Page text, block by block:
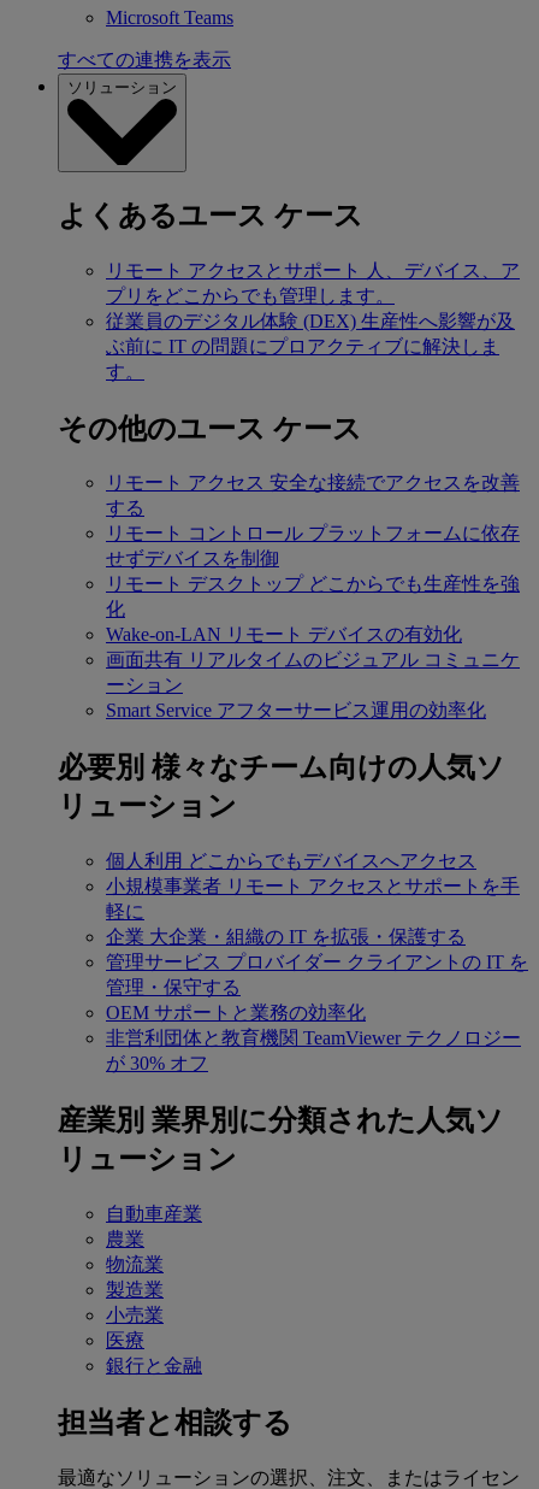
Microsoft Teams
すべての連携を表示
ソリューション
よくあるユース ケース
リモート アクセスとサポート
人、デバイス、ア
プリをどこからでも管理します。
従業員のデジタル体験 (DEX) 生産性へ影響が及
ぶ前に IT の問題にプロアクティブに解決しま
す。
その他のユース ケース
リモート アクセス 安全な接続でアクセスを改善
する
リモート コントロール プラットフォームに依存
せずデバイスを制御
リモート デスクトップ どこからでも生産性を強
化
Wake-on-LAN リモート デバイスの有効化
画面共有 リアルタイムのビジュアル コミュニケ
ーション
Smart Service アフターサービス運用の効率化
必要別 様々なチーム向けの人気ソ
リューション
個人利用 どこからでもデバイスへアクセス
小規模事業者 リモート アクセスとサポートを手
軽に
企業 大企業・組織の IT を拡張・保護する
管理サービス プロバイダー クライアントの IT を
管理・保守する
OEM サポートと業務の効率化
非営利団体と教育機関 TeamViewer テクノロジー
が 30% オフ
産業別 業界別に分類された人気ソ
リューション
自動車産業
農業
物流業
製造業
小売業
医療
銀行と金融
担当者と相談する
最適なソリューションの選択、注文、またはライセン